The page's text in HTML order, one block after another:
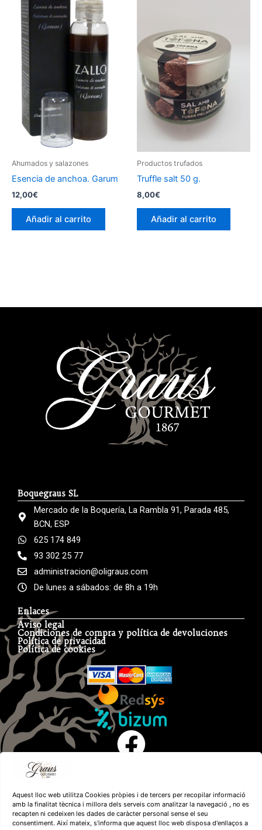
Aquest lloc web utilitza Cookies pròpies i de tercers per recopilar informació
amb la finalitat tècnica i millora dels serveis com analitzar la navegació , no es
recapten ni cedeixen les dades de caràcter personal sense el seu
consentiment. Així mateix, s'informa que aquest lloc web disposa d'enllaços a
Ahumados y salazones
Esencia de anchoa. Garum
12,00€
Añadir al carrito
Productos trufados
Truffle salt 50 g.
8,00€
Añadir al carrito
Boquegraus SL
Mercado de la Boquería, La Rambla 91, Parada 485,
BCN, ESP
625 174 849
93 302 25 77
administracion@oligraus.com
De lunes a sábados: de 8h a 19h
Enlaces
Aviso legal
Condiciones de compra y política de devoluciones
Política de privacidad
Política de cookies